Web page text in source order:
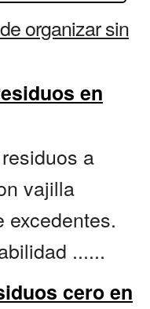
organizar sin
en
a
vajilla
excedentes.
......
cero en